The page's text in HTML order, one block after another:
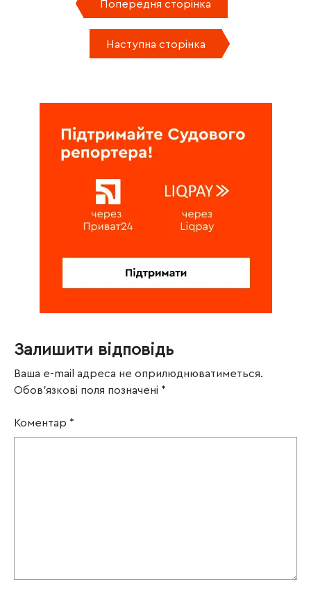
Попередня сторінка
Наступна сторінка
Залишити відповідь
Ваша e-mail адреса не оприлюднюватиметься.
Обов’язкові поля позначені *
Коментар *